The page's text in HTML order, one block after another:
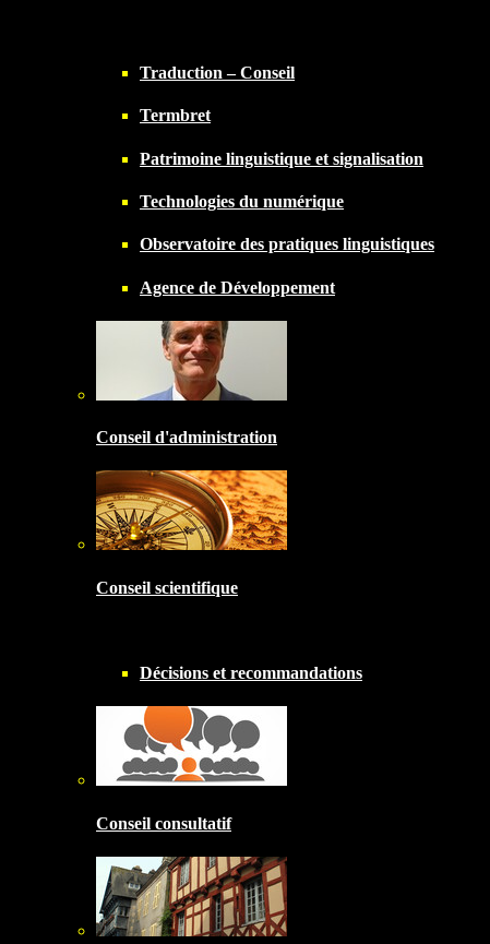
Traduction – Conseil
Termbret
Patrimoine linguistique et signalisation
Technologies du numérique
Observatoire des pratiques linguistiques
Agence de Développement
Conseil d'administration
Conseil scientifique
Décisions et recommandations
Conseil consultatif